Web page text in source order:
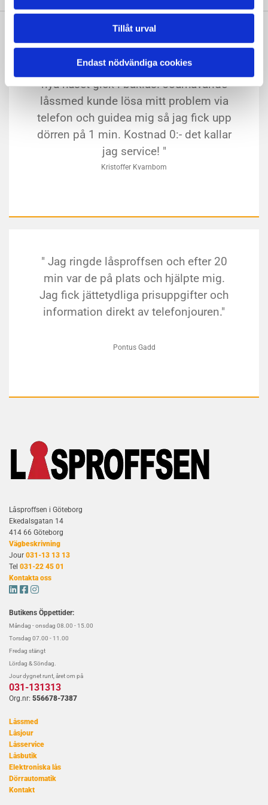
Tillåt urval
Endast nödvändiga cookies
" Proffsigt bemötandet när källardörr i
nya huset gick i baklås. Jourhavande
låssmed kunde lösa mitt problem via
telefon och guidea mig så jag fick upp
dörren på 1 min. Kostnad 0:- det kallar
jag service! "
Kristoffer Kvarnbom
" Jag ringde låsproffsen och efter 20
min var de på plats och hjälpte mig.
Jag fick jättetydliga prisuppgifter och
information direkt av telefonjouren."
Pontus Gadd
Låsproffsen i Göteborg
Ekedalsgatan 14
414 66 Göteborg
Vägbeskrivning
Jour 031-13 13 13
Tel 031-22 45 01
Kontakta oss
  
Butikens Öppettider:
Måndag - onsdag 08.00 - 15.00
Torsdag 07.00 - 11.00
Fredag stängt
Lördag & Söndag.
Jour dygnet runt, året om på
031-131313
Org.nr: 556678-7387
Låssmed
Låsjour
Låsservice
Låsbutik
Elektroniska lås
Dörrautomatik
Kontakt